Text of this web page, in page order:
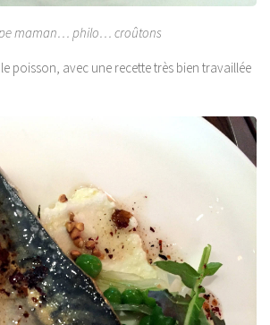
maman… philo… croûtons
poisson, avec une recette très bien travaillée